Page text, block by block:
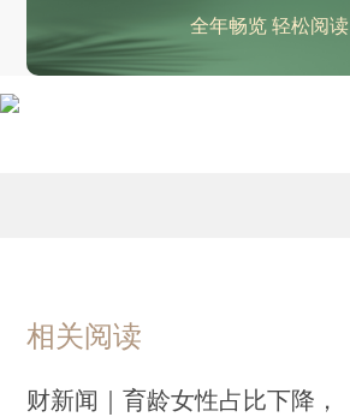
全年畅览 轻松阅读
相关阅读
财新闻｜育龄女性占比下降，